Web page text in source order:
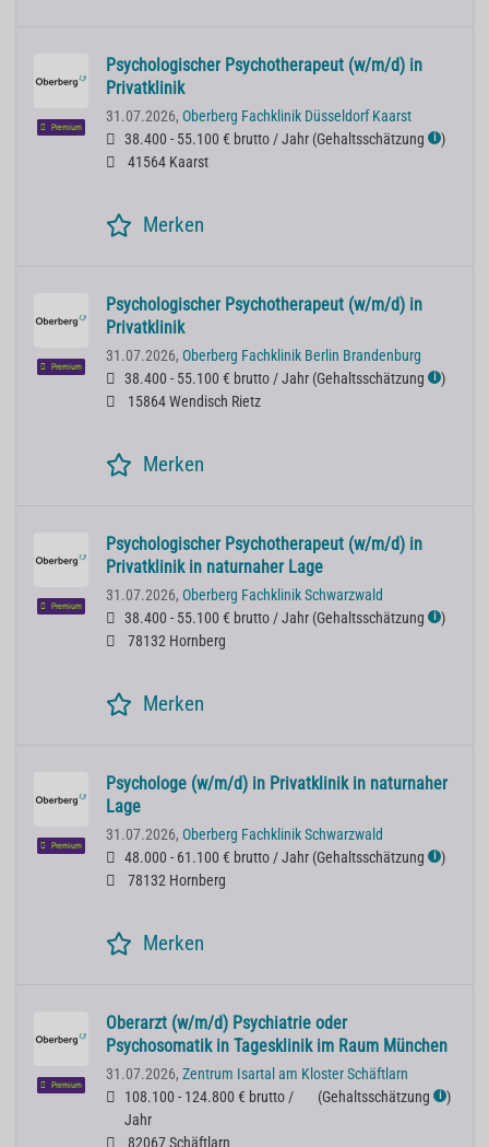
Premium
Psychologischer Psychotherapeut (w/m/d) in
Privatklinik
31.07.2026, Oberberg Fachklinik Düsseldorf Kaarst
38.400 - 55.100 € brutto / Jahr (Gehaltsschätzung ℹ )
41564 Kaarst
Merken
Premium
Psychologischer Psychotherapeut (w/m/d) in
Privatklinik
31.07.2026, Oberberg Fachklinik Berlin Brandenburg
38.400 - 55.100 € brutto / Jahr (Gehaltsschätzung ℹ )
15864 Wendisch Rietz
Merken
Premium
Psychologischer Psychotherapeut (w/m/d) in
Privatklinik in naturnaher Lage
31.07.2026, Oberberg Fachklinik Schwarzwald
38.400 - 55.100 € brutto / Jahr (Gehaltsschätzung ℹ )
78132 Hornberg
Merken
Premium
Psychologe (w/m/d) in Privatklinik in naturnaher
Lage
31.07.2026, Oberberg Fachklinik Schwarzwald
48.000 - 61.100 € brutto / Jahr (Gehaltsschätzung ℹ )
78132 Hornberg
Merken
Premium
Oberarzt (w/m/d) Psychiatrie oder
Psychosomatik in Tagesklinik im Raum München
31.07.2026, Zentrum Isartal am Kloster Schäftlarn
108.100 - 124.800 € brutto /
Jahr
(Gehaltsschätzung ℹ )